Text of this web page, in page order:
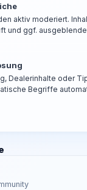
aktiv moderiert.
und ggf.
Dealerinhalte oder
Begriffe